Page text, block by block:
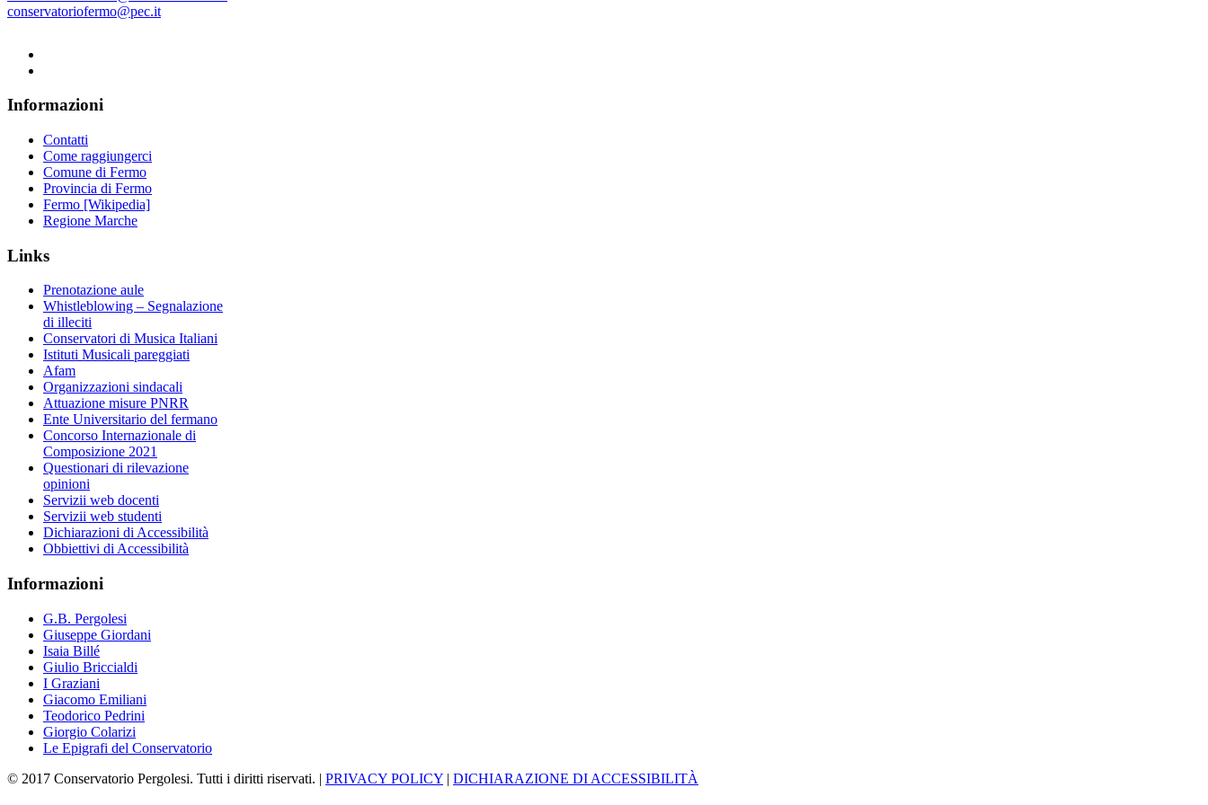
conservatoriofermo@pec.it
Informazioni
Contatti
Come raggiungerci
Comune di Fermo
Provincia di Fermo
Fermo [Wikipedia]
Regione Marche
Links
Prenotazione aule
Whistleblowing – Segnalazione
di illeciti
Conservatori di Musica Italiani
Istituti Musicali pareggiati
Afam
Organizzazioni sindacali
Attuazione misure PNRR
Ente Universitario del fermano
Concorso Internazionale di
Composizione 2021
Questionari di rilevazione
opinioni
Servizii web docenti
Servizii web studenti
Dichiarazioni di Accessibilità
Obbiettivi di Accessibilità
Informazioni
G.B. Pergolesi
Giuseppe Giordani
Isaia Billé
Giulio Briccialdi
I Graziani
Giacomo Emiliani
Teodorico Pedrini
Giorgio Colarizi
Le Epigrafi del Conservatorio
© 2017 Conservatorio Pergolesi. Tutti i diritti riservati. | PRIVACY POLICY | DICHIARAZIONE DI ACCESSIBILITÀ